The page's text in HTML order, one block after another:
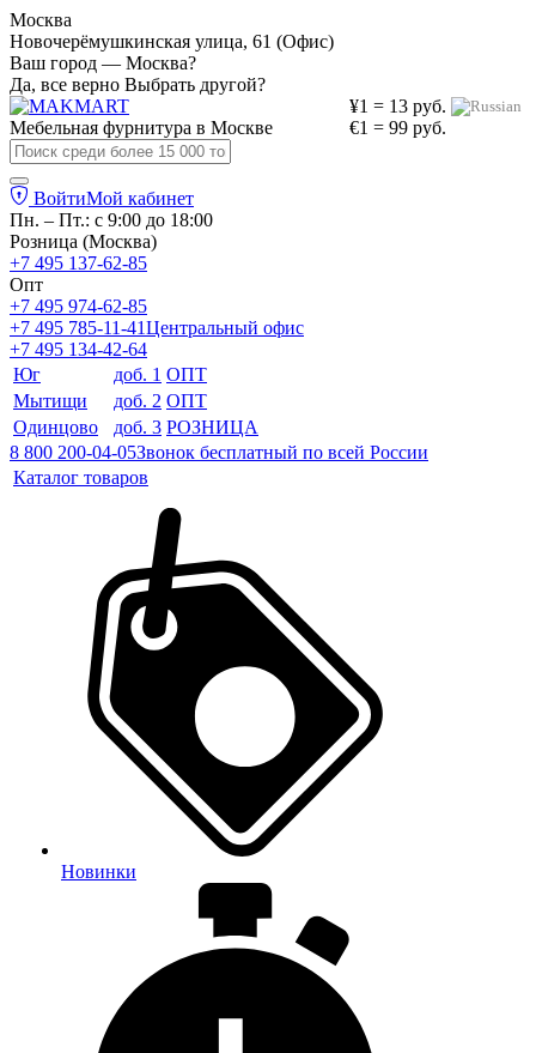
Москва
Новочерёмушкинская улица, 61 (Офис)
Ваш город — Москва?
Да, все верно Выбрать другой?
¥1 = 13 руб.
€1 = 99 руб.
Мебельная фурнитура в Москве
ВойтиМой кабинет
Пн. – Пт.: с 9:00 до 18:00
Розница (Москва)
+7 495 137-62-85
Опт
+7 495 974-62-85
+7 495 785-11-41Центральный офис
+7 495 134-42-64
Юг
доб. 1 ОПТ
Мытищи
доб. 2 ОПТ
Одинцово
доб. 3 РОЗНИЦА
8 800 200-04-05Звонок бесплатный по всей России
Каталог товаров
Новинки